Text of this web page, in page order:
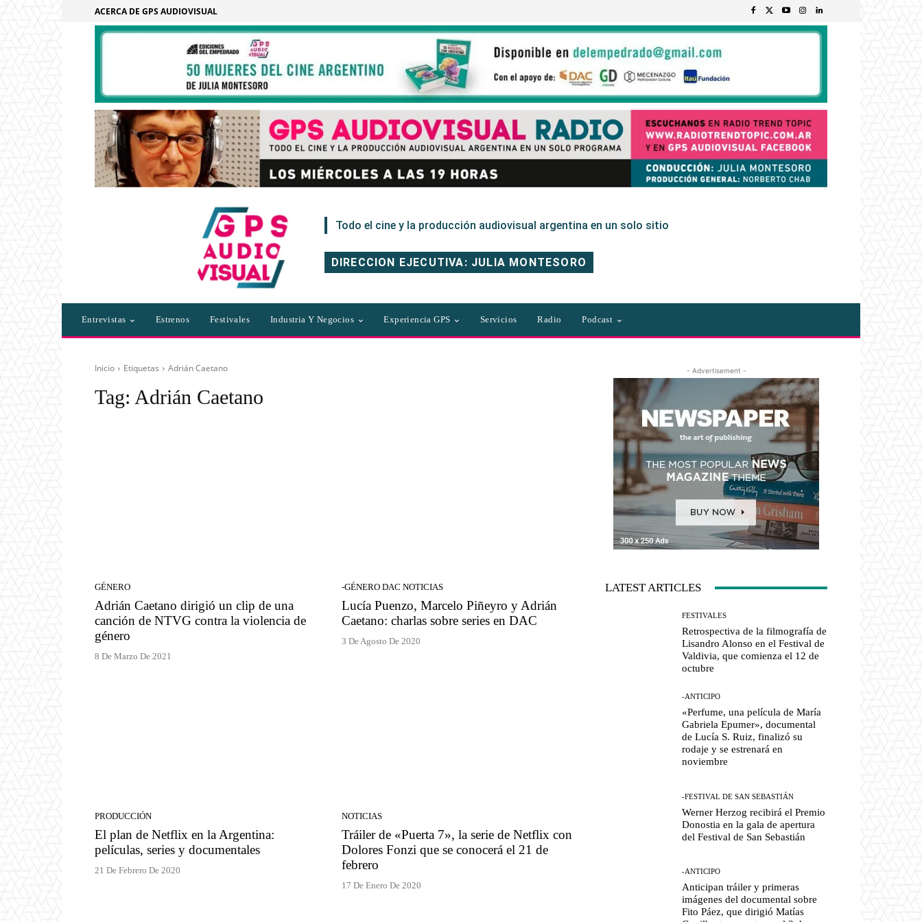
ACERCA DE GPS AUDIOVISUAL
Todo el cine y la producción audiovisual argentina en un solo sitio
DIRECCION EJECUTIVA: JULIA MONTESORO
Entrevistas Estrenos Festivales Industria Y Negocios Experiencia GPS Servicios Radio Podcast
Inicio Etiquetas Adrián Caetano
Tag: Adrián Caetano
GÉNERO
Adrián Caetano dirigió un clip de una
canción de NTVG contra la violencia de
género
8 De Marzo De 2021
-GÉNERO DAC NOTICIAS
Lucía Puenzo, Marcelo Piñeyro y Adrián
Caetano: charlas sobre series en DAC
3 De Agosto De 2020
PRODUCCIÓN
El plan de Netflix en la Argentina:
películas, series y documentales
21 De Febrero De 2020
NOTICIAS
Tráiler de «Puerta 7», la serie de Netflix con
Dolores Fonzi que se conocerá el 21 de
febrero
17 De Enero De 2020
- Advertisement -
LATEST ARTICLES
FESTIVALES
Retrospectiva de la filmografía de
Lisandro Alonso en el Festival de
Valdivia, que comienza el 12 de
octubre
-ANTICIPO
«Perfume, una película de María
Gabriela Epumer», documental
de Lucía S. Ruiz, finalizó su
rodaje y se estrenará en
noviembre
-FESTIVAL DE SAN SEBASTIÁN
Werner Herzog recibirá el Premio
Donostia en la gala de apertura
del Festival de San Sebastián
-ANTICIPO
Anticipan tráiler y primeras
imágenes del documental sobre
Fito Páez, que dirigió Matías